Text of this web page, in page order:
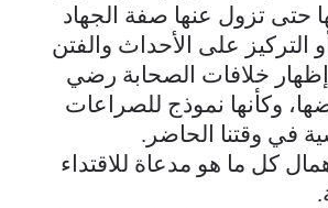
حتى تزول عنها صفة الجهاد
التركيز على الأحداث والفتن
إظهار خلافات الصحابة رضي
وكأنها نموذج للصراعات
في وقتنا الحاضر.
كل ما هو مدعاة للاقتداء